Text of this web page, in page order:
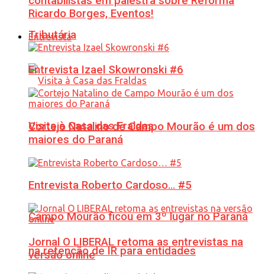
Tributária
Visita à Casa das Fraldas
Campo Mourão ficou em 3º lugar no Paraná
na retenção de IR para entidades
Ricardo Borges, Eventos!
Entrevista
Entrevista Izael Skowronski #6
Cortejo Natalino de Campo Mourão é um dos
maiores do Paraná
Entrevista Roberto Cardoso… #5
Jornal O LIBERAL retoma as entrevistas na
versão online